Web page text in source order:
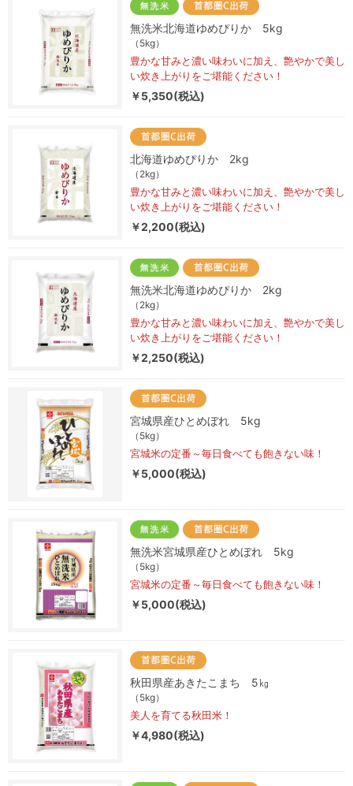
無洗米北海道ゆめぴりか 5kg
（5kg）
豊かな甘みと濃い味わいに加え、艶やかで美し
い炊き上がりをご堪能ください！
￥5,350(税込)
北海道ゆめぴりか 2kg
（2kg）
豊かな甘みと濃い味わいに加え、艶やかで美し
い炊き上がりをご堪能ください！
￥2,200(税込)
無洗米北海道ゆめぴりか 2kg
（2kg）
豊かな甘みと濃い味わいに加え、艶やかで美し
い炊き上がりをご堪能ください！
￥2,250(税込)
宮城県産ひとめぼれ 5kg
（5kg）
宮城米の定番～毎日食べても飽きない味！
￥5,000(税込)
無洗米宮城県産ひとめぼれ 5kg
（5kg）
宮城米の定番～毎日食べても飽きない味！
￥5,000(税込)
秋田県産あきたこまち 5㎏
（5kg）
美人を育てる秋田米！
￥4,980(税込)